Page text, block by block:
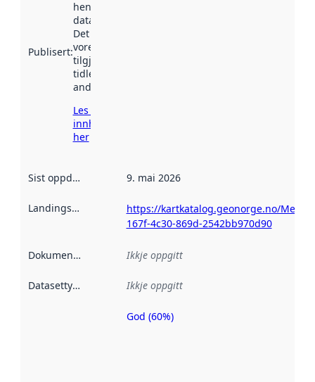
Publisert:
henta inn av
data.norge.no.
Det kan ha
vore
tilgjengeleg
tidlegare
andre stader.
Les meir om
innhenting
her
Sist oppdatert 9. mai 2026
Landingsside
https://kartkatalog.geonorge.no/
167f-4c30-869d-2542bb970d90
Dokumentasjon Ikkje oppgitt
Datasettype Ikkje oppgitt
Metadatakvalitet
God (60%)